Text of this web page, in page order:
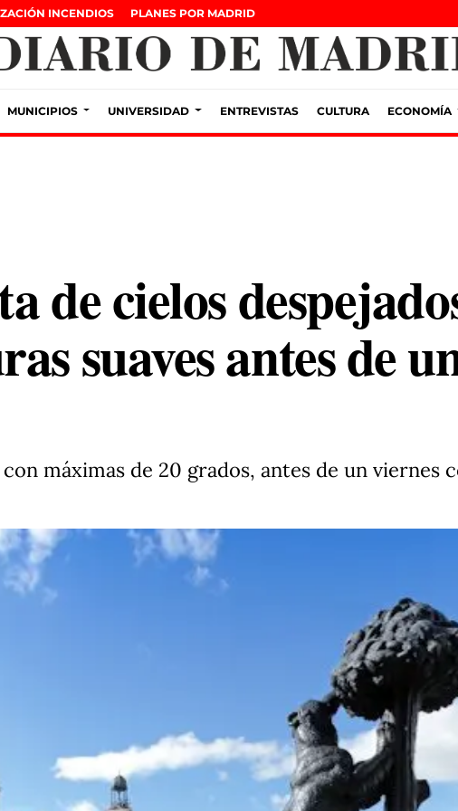
INCENDIOS PLANES POR MADRID
MUNICIPIOS UNIVERSIDAD ENTREVISTAS CULTURA ECONOMÍA
cielos
suaves antes de
máximas de 20 grados, antes de un viernes